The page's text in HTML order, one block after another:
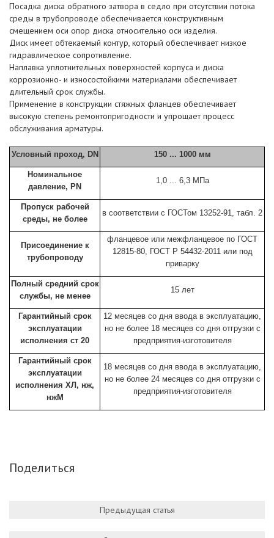
Посадка диска обратного затвора в седло при отсутствии потока
среды в трубопроводе обеспечивается конструктивным
смещением оси опор диска относительно оси изделия.
Диск имеет обтекаемый контур, который обеспечивает низкое
гидравлическое сопротивление.
Наплавка уплотнительных поверхностей корпуса и диска
коррозионно- и износостойкими материалами обеспечивает
длительный срок службы.
Применение в конструкции стяжных фланцев обеспечивает
высокую степень ремонтопригодности и упрощает процесс
обслуживания арматуры.
Условный проход, DN 150 ... 1000 мм
Номинальное
давление, PN
1,0 ... 6,3 МПа
Пропуск рабочей
среды, не более
в соответствии с ГОСТом 13252-91, табл. 2
Присоединение к
трубопроводу
фланцевое или межфланцевое по ГОСТ
12815-80, ГОСТ Р 54432-2011 или под
приварку
Полный средний срок
службы, не менее
15 лет
Гарантийный срок
эксплуатации
исполнения ст 20
12 месяцев со дня ввода в эксплуатацию,
но не более 18 месяцев со дня отгрузки с
предприятия-изготовителя
Гарантийный срок
эксплуатации
исполнения ХЛ, нж,
нжМ
18 месяцев со дня ввода в эксплуатацию,
но не более 24 месяцев со дня отгрузки с
предприятия-изготовителя
Поделиться
Предыдущая статья